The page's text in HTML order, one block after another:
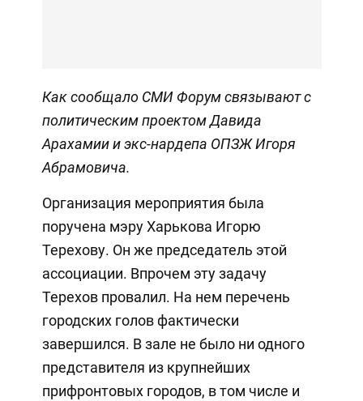
Как сообщало СМИ Форумсвязывают с
политическим проектом Давида
Арахамии и экс-нардепа ОПЗЖ Игоря
Абрамовича.
Организация мероприятия была
поручена мэру Харькова Игорю
Терехову. Он же председатель этой
ассоциации. Впрочем эту задачу
Терехов провалил. На нем перечень
городских голов фактически
завершился. В зале не было ни одного
представителя из крупнейших
прифронтовых городов, в том числе и